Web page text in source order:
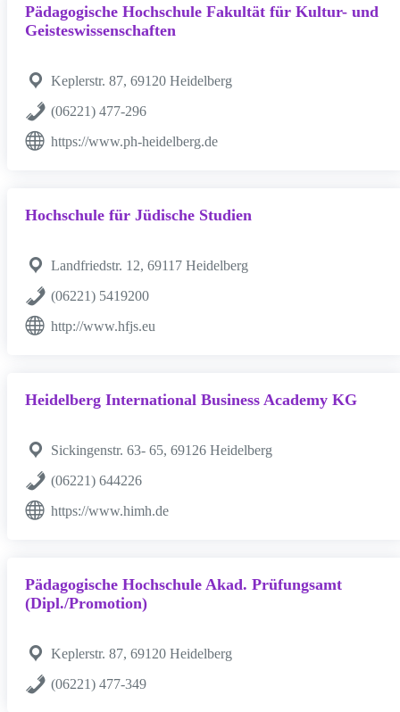
Pädagogische Hochschule Fakultät für Kultur- und
Geisteswissenschaften
Keplerstr. 87, 69120 Heidelberg
(06221) 477-296
https://www.ph-heidelberg.de
Hochschule für Jüdische Studien
Landfriedstr. 12, 69117 Heidelberg
(06221) 5419200
http://www.hfjs.eu
Heidelberg International Business Academy KG
Sickingenstr. 63- 65, 69126 Heidelberg
(06221) 644226
https://www.himh.de
Pädagogische Hochschule Akad. Prüfungsamt
(Dipl./Promotion)
Keplerstr. 87, 69120 Heidelberg
(06221) 477-349